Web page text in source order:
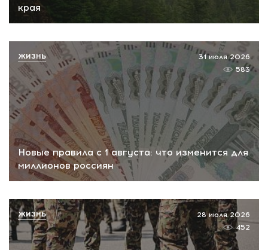
края
Новые правила с 1 августа: что изменится для
миллионов россиян
31 июля 2026
583
ЖИЗНЬ
28 июля 2026
452
ЖИЗНЬ